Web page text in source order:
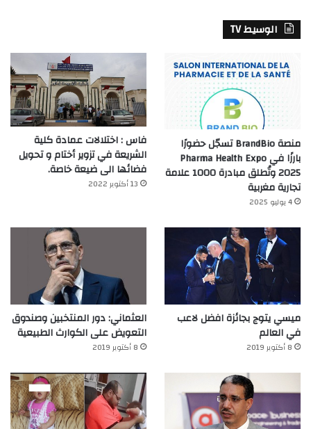
الوسيط TV
منصة BrandBio تسجّل حضورًا
بارزًا في Pharma Health Expo
2025 وتُطلق مبادرة 1000 علامة
تجارية مغربية
4 يوليو 2025
فاس : اختلالات عمادة كلية
الشريعة في تزوير أختام و تحويل
فضائها الى ضيعة خاصة.
13 أكتوبر 2022
ميسي يتوج بجائزة افضل لاعب
في العالم‎
8 أكتوبر 2019
العثماني: دور المنتخبين وصندوق
التعويض على الكوارث الطبيعية
8 أكتوبر 2019